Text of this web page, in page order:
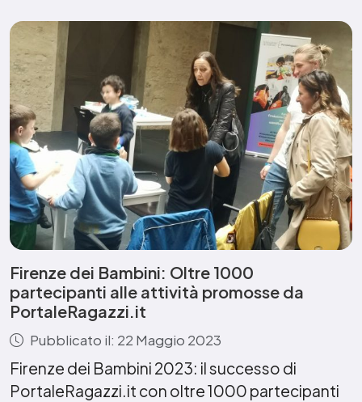
Firenze dei Bambini: Oltre 1000
partecipanti alle attività promosse da
PortaleRagazzi.it
Pubblicato il: 22 Maggio 2023
Firenze dei Bambini 2023: il successo di
PortaleRagazzi.it con oltre 1000 partecipanti